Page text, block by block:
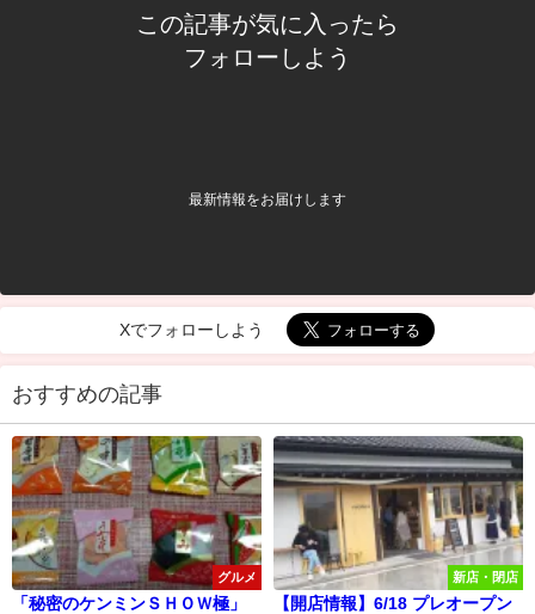
この記事が気に入ったら
フォローしよう
最新情報をお届けします
Xでフォローしよう
おすすめの記事
グルメ
「秘密のケンミンＳＨＯＷ極」
新店・閉店
【開店情報】6/18 プレオープン